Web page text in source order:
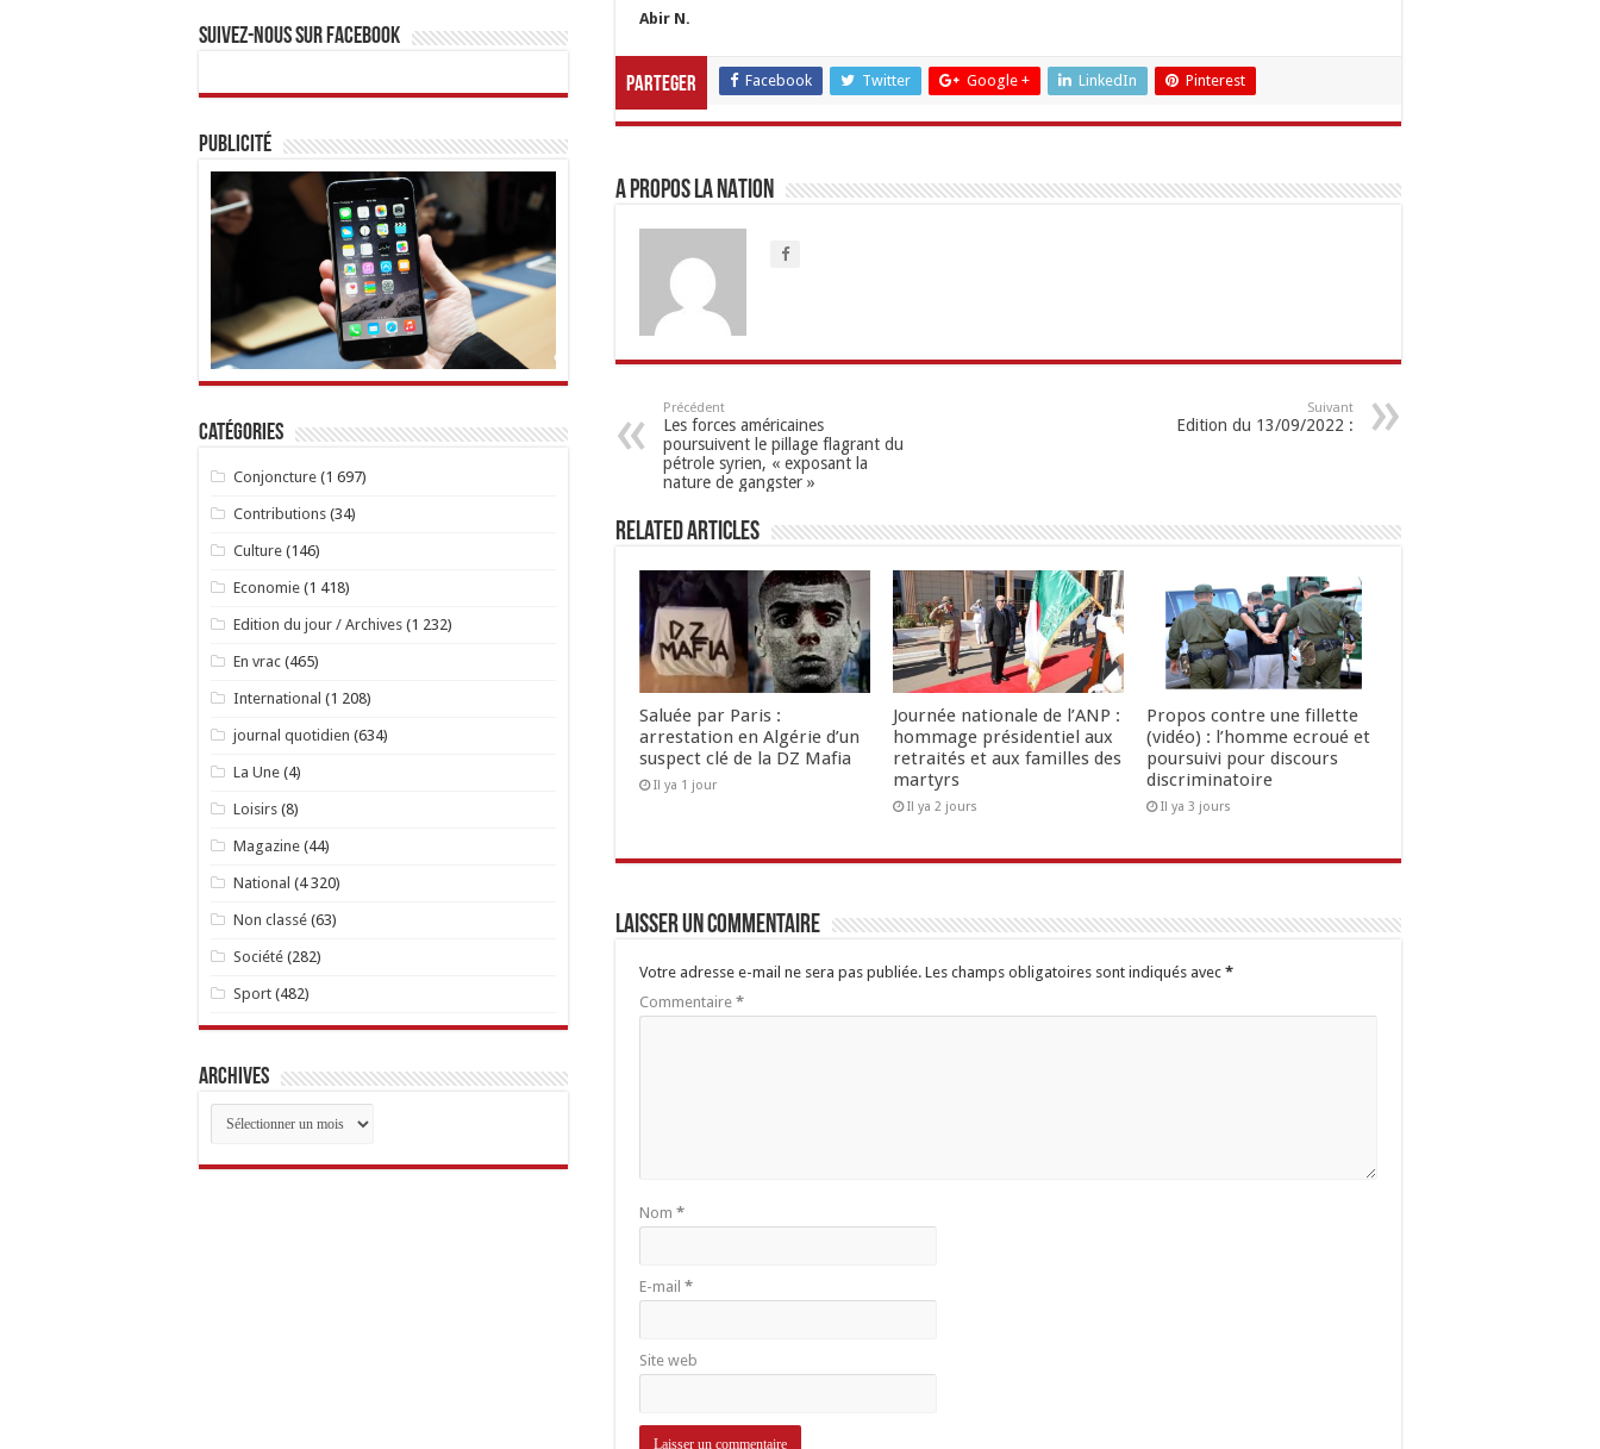
Abir N.
Parteger Facebook Twitter Google + LinkedIn Pinterest
A propos LA NATION
Précédent
Les forces américaines
poursuivent le pillage flagrant du
pétrole syrien, « exposant la
nature de gangster »
Suivant
Edition du 13/09/2022 :
Related Articles
Saluée par Paris :
arrestation en Algérie d’un
suspect clé de la DZ Mafia
Il ya 1 jour
Journée nationale de l’ANP :
hommage présidentiel aux
retraités et aux familles des
martyrs
Il ya 2 jours
Propos contre une fillette
(vidéo) : l’homme ecroué et
poursuivi pour discours
discriminatoire
Il ya 3 jours
Laisser un commentaire
Votre adresse e-mail ne sera pas publiée. Les champs obligatoires sont indiqués avec *
Commentaire *
Nom *
E-mail *
Site web
Suivez-nous sur Facebook
Publicité
Catégories
Conjoncture(1 697)
Contributions(34)
Culture(146)
Economie(1 418)
Edition du jour / Archives(1 232)
En vrac(465)
International (1 208)
journal quotidien (634)
La Une(4)
Loisirs(8)
Magazine(44)
National (4 320)
Non classé(63)
Société(282)
Sport(482)
Archives
Archives